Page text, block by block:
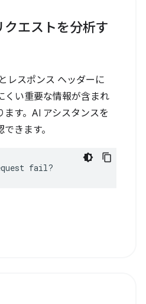
エストを分析す
レスポンス ヘッダーに
くい重要な情報が含まれ
す。AI アシスタンスを
きます。
fail?